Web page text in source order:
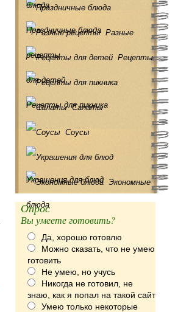
блюда
Праздничные блюда Разные
рецепты Рецепты
для детей
Рецепты для пикника
Салаты
Соусы
Украшения для блюд Экономные
блюда
Опрос
Вы умеете готовить?
Да, хорошо готовлю
Можно сказать, что не умею
готовить
Не умею, но учусь
Никогда не готовил, не
знаю, как я попал на такой сайт
Умею только некоторые